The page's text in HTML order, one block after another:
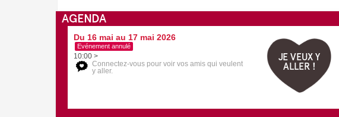
AGENDA
Du 16 mai au 17 mai 2026
Evénement annulé
10:00 >
Connectez-vous pour voir vos amis qui veulent
y aller.
JE VEUX Y
ALLER !